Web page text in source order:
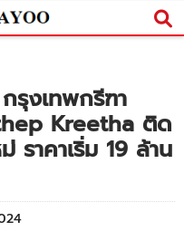
รุงเทพกรีฑา
Kreetha ติด
ราคาเริ่ม 19 ล้าน